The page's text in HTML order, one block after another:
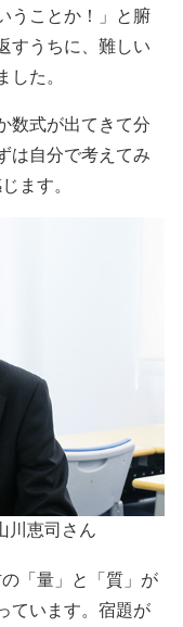
うことか！」と腑
すうちに、難しい
た。
数式が出てきて分
は自分で考えてみ
ます。
川恵司さん
「量」と「質」が
ています。宿題が